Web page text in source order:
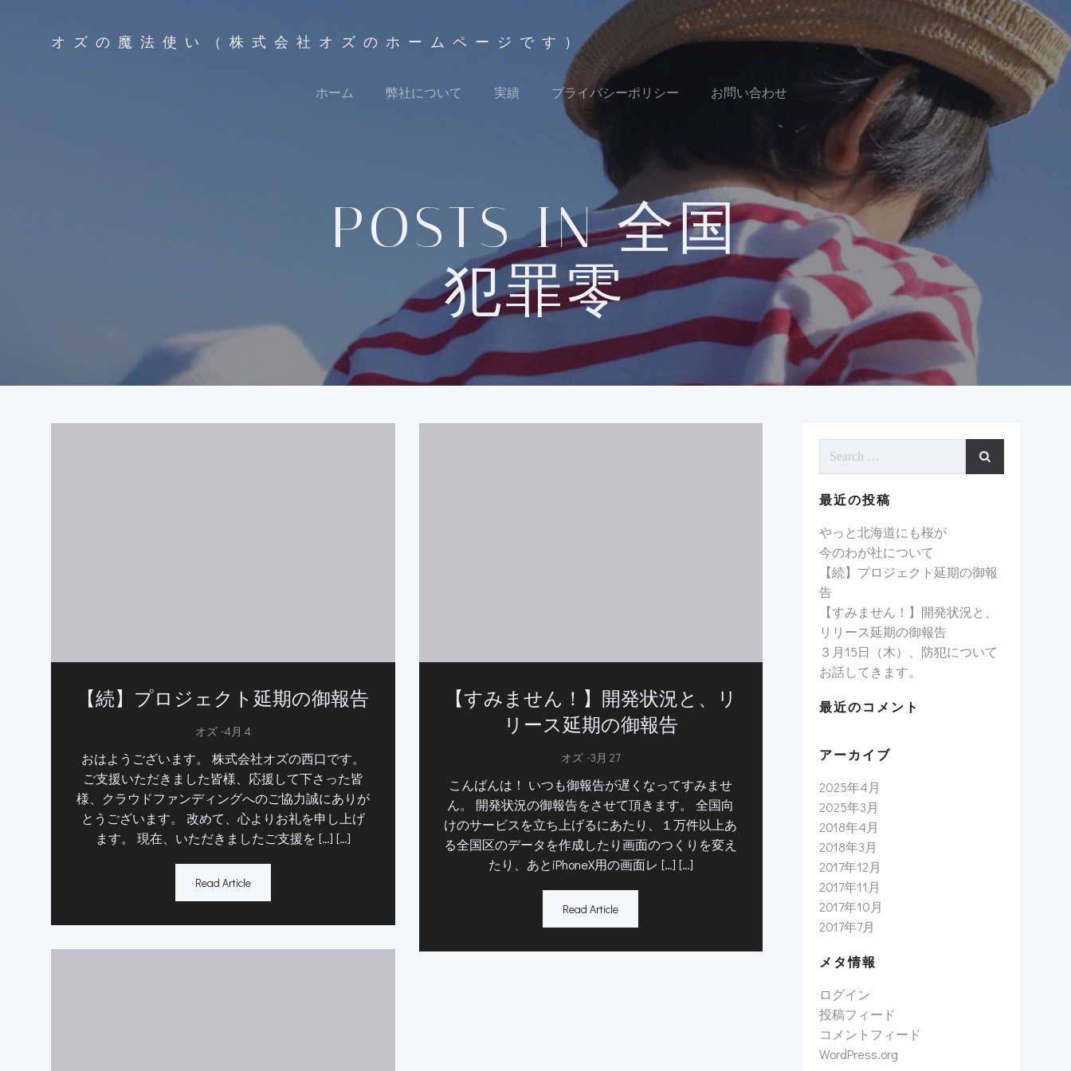
オズの魔法使い（株式会社オズのホームページです）
ホーム 弊社について 実績 プライバシーポリシー お問い合わせ
POSTS IN 全国
犯罪零
【続】プロジェクト延期の御報告
オズ -4月 4
おはようございます。 株式会社オズの西口です。
ご支援いただきました皆様、応援して下さった皆
様、クラウドファンディングへのご協力誠にありが
とうございます。 改めて、心よりお礼を申し上げ
ます。 現在、いただきましたご支援を […] […]
Read Article
【すみません！】開発状況と、リ
リース延期の御報告
オズ -3月 27
こんばんは！ いつも御報告が遅くなってすみませ
ん。 開発状況の御報告をさせて頂きます。 全国向
けのサービスを立ち上げるにあたり、１万件以上あ
る全国区のデータを作成したり画面のつくりを変え
たり、あとiPhoneX用の画面レ […] […]
Read Article
Search
最近の投稿
やっと北海道にも桜が
今のわが社について
【続】プロジェクト延期の御報
告
【すみません！】開発状況と、
リリース延期の御報告
３月15日（木）、防犯について
お話してきます。
最近のコメント
アーカイブ
2025年4月
2025年3月
2018年4月
2018年3月
2017年12月
2017年11月
2017年10月
2017年7月
メタ情報
ログイン
投稿フィード
コメントフィード
WordPress.org